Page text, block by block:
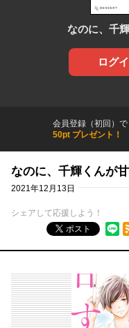
なのに、千
ログ
会員登録（初回）で
50pt プレゼント！
なのに、千輝くんが
2021年12月13日
シェアして応援しよう！
ポスト
RSS